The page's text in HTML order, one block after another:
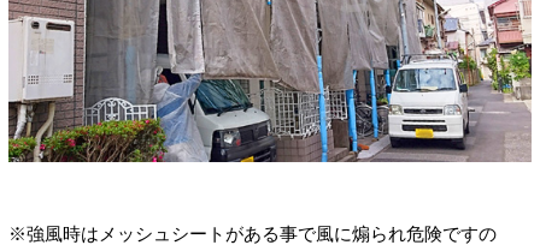
※強風時はメッシュシートがある事で風に煽られ危険ですの